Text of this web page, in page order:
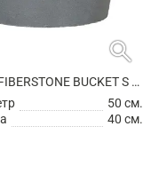
search
КАШПО FIBERSTONE BUCKET S GREY
50 см.
40 см.